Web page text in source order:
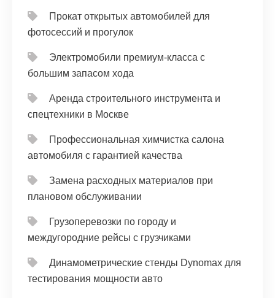
Прокат открытых автомобилей для
фотосессий и прогулок
Электромобили премиум-класса с
большим запасом хода
Аренда строительного инструмента и
спецтехники в Москве
Профессиональная химчистка салона
автомобиля с гарантией качества
Замена расходных материалов при
плановом обслуживании
Грузоперевозки по городу и
междугородние рейсы с грузчиками
Динамометрические стенды Dynomax для
тестирования мощности авто